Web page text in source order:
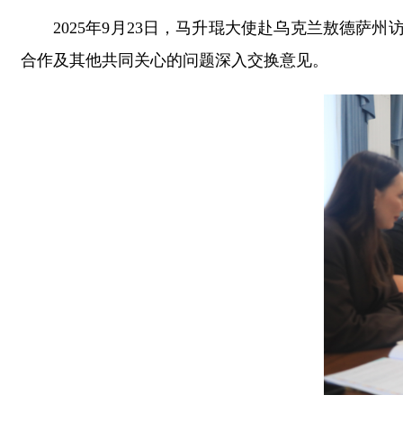
2025年9月23日，马升琨大使赴乌克兰敖德萨
合作及其他共同关心的问题深入交换意见。